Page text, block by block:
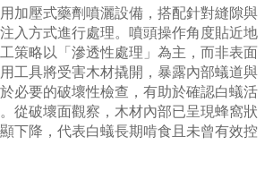
加壓式藥劑噴灑設備，搭配針對縫隙與
入方式進行處理。噴頭操作角度貼近地
策略以「滲透性處理」為主，而非表面
工具將受害木材撬開，暴露內部蟻道與
必要的破壞性檢查，有助於確認白蟻活
從破壞面觀察，木材內部已呈現蜂窩狀
下降，代表白蟻長期啃食且未曾有效控